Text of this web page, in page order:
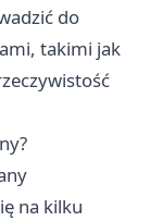
do
takimi jak
na kilku